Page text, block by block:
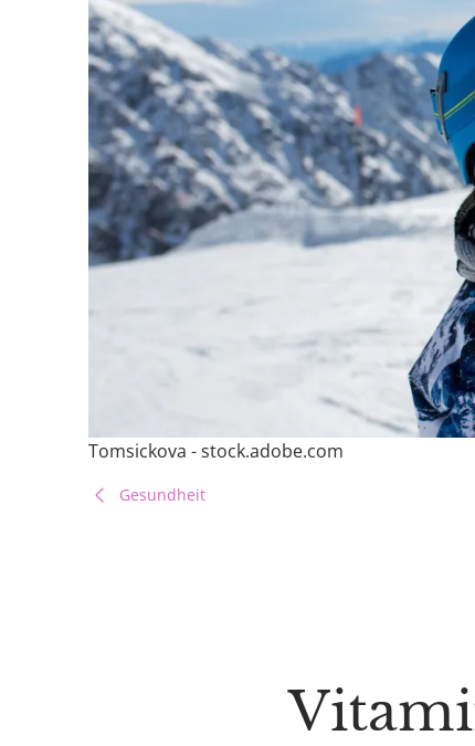
Tomsickova - stock.adobe.com
Gesundheit